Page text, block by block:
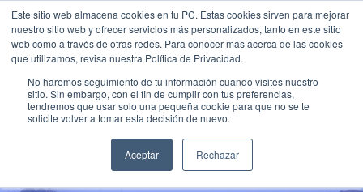
Este sitio web almacena cookies en tu PC. Estas cookies sirven para mejorar
nuestro sitio web y ofrecer servicios más personalizados, tanto en este sitio
web como a través de otras redes. Para conocer más acerca de las cookies
que utilizamos, revisa nuestra Política de Privacidad.
No haremos seguimiento de tu información cuando visites nuestro
sitio. Sin embargo, con el fin de cumplir con tus preferencias,
tendremos que usar solo una pequeña cookie para que no se te
solicite volver a tomar esta decisión de nuevo.
Aceptar Rechazar
Saltar
contenido
Traducir »